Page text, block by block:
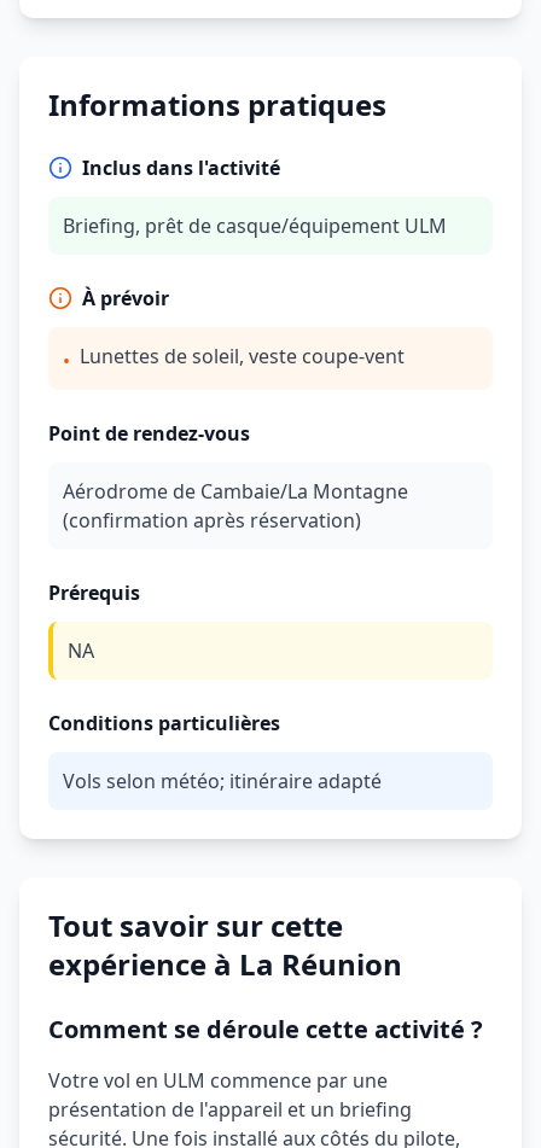
Informations pratiques
Inclus dans l'activité
Briefing, prêt de casque/équipement ULM
À prévoir
• Lunettes de soleil, veste coupe‑vent
Point de rendez-vous
Aérodrome de Cambaie/La Montagne
(confirmation après réservation)
Prérequis
NA
Conditions particulières
Vols selon météo; itinéraire adapté
Tout savoir sur cette
expérience à La Réunion
Comment se déroule cette activité ?
Votre vol en ULM commence par une
présentation de l'appareil et un briefing
sécurité. Une fois installé aux côtés du pilote,